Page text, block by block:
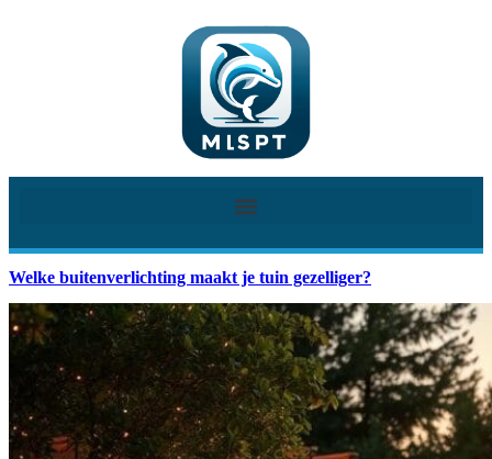
Welke buitenverlichting maakt je tuin gezelliger?